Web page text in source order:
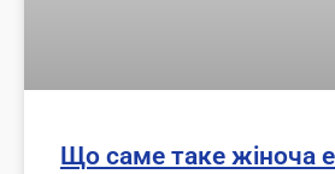
Що саме таке жіноча